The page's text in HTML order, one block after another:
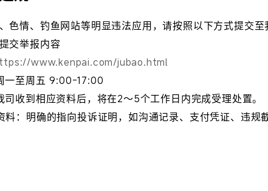
色情、钓鱼网站等明显违法应用，请按照以下方式提交至
交举报内容
www.kenpai.com/jubao.html
一至周五 9:00-17:00
收到相应资料后，将在2～5个工作日内完成受理处置。
料：明确的指向投诉证明，如沟通记录、支付凭证、违